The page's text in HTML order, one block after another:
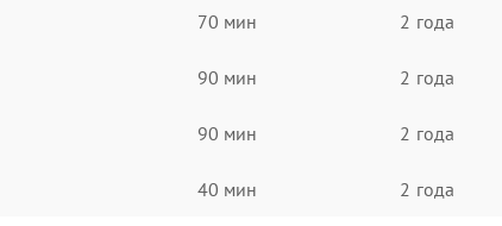
70 мин 2 года
90 мин 2 года
90 мин 2 года
40 мин 2 года